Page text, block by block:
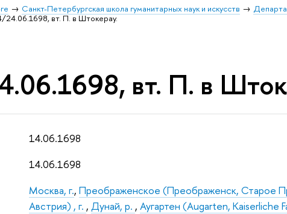
Санкт-Петербургская школа гуманитарных наук и искусств
24.06.1698, вт. П. в Штокерау.
вт. П. в
14.06.1698
14.06.1698
Москва, г.,Преображенское (Преображенск, Старое
Австрия) , г. ,Дунай, р. ,Аугартен (Augarten, Kaiserliche